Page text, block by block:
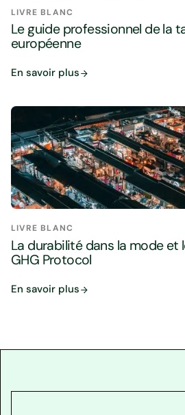
LIVRE BLANC
Le guide professionnel de la
européenne
En savoir plus
LIVRE BLANC
La durabilité dans la mode et
GHG Protocol
En savoir plus